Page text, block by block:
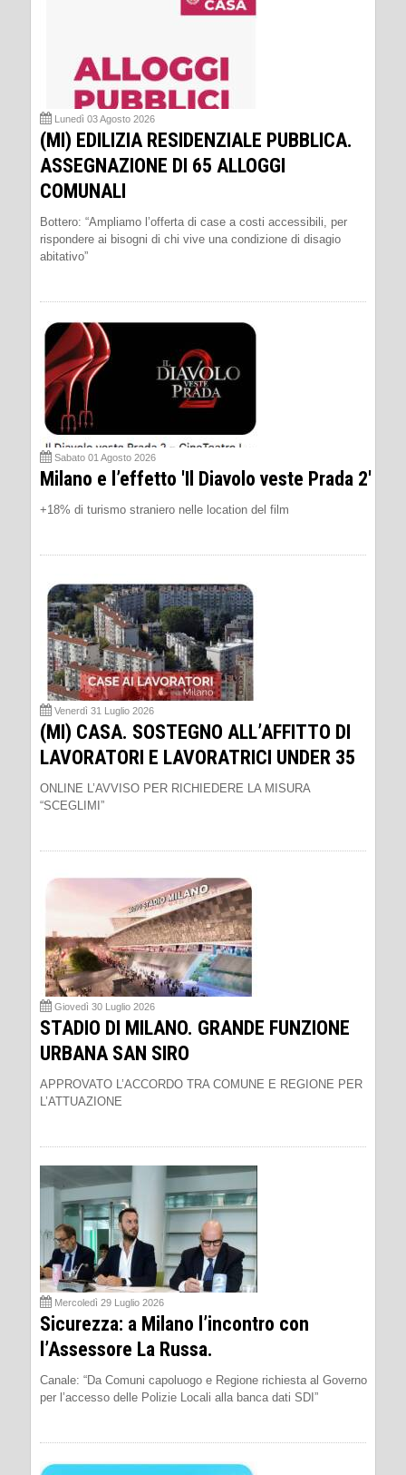
Lunedì 03 Agosto 2026
(MI) EDILIZIA RESIDENZIALE PUBBLICA.
ASSEGNAZIONE DI 65 ALLOGGI
COMUNALI
Bottero: “Ampliamo l’offerta di case a costi accessibili, per
rispondere ai bisogni di chi vive una condizione di disagio
abitativo”
Sabato 01 Agosto 2026
Milano e l’effetto 'Il Diavolo veste Prada 2'
+18% di turismo straniero nelle location del film
Venerdì 31 Luglio 2026
(MI) CASA. SOSTEGNO ALL’AFFITTO DI
LAVORATORI E LAVORATRICI UNDER 35
ONLINE L’AVVISO PER RICHIEDERE LA MISURA
“SCEGLIMI”
Giovedì 30 Luglio 2026
STADIO DI MILANO. GRANDE FUNZIONE
URBANA SAN SIRO
APPROVATO L’ACCORDO TRA COMUNE E REGIONE PER
L’ATTUAZIONE
Mercoledì 29 Luglio 2026
Sicurezza: a Milano l’incontro con
l’Assessore La Russa.
Canale: “Da Comuni capoluogo e Regione richiesta al Governo
per l’accesso delle Polizie Locali alla banca dati SDI”